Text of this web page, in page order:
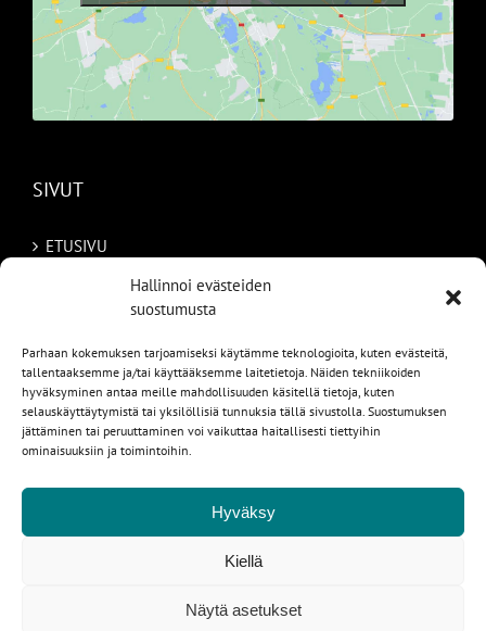
Hallinnoi evästeiden
suostumusta
Parhaan kokemuksen tarjoamiseksi käytämme teknologioita, kuten evästeitä,
tallentaaksemme ja/tai käyttääksemme laitetietoja. Näiden tekniikoiden
hyväksyminen antaa meille mahdollisuuden käsitellä tietoja, kuten
selauskäyttäytymistä tai yksilöllisiä tunnuksia tällä sivustolla. Suostumuksen
jättäminen tai peruuttaminen voi vaikuttaa haitallisesti tiettyihin
ominaisuuksiin ja toimintoihin.
Hyväksy
Kiellä
Näytä asetukset
SIVUT
ETUSIVU
TILAA AUTO RUOTSISTA
PALVELUT